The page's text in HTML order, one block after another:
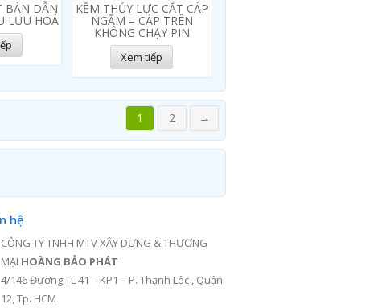
BÁN DẪN
LƯU HOÁ
KỀM THỦY LỰC CẮT CÁP
NGẦM – CÁP TRÊN
KHÔNG CHẠY PIN
Xem tiếp
1 2 →
hệ
CÔNG TY TNHH MTV XÂY DỰNG & THƯƠNG
MẠI HOÀNG BẢO PHÁT
4/146 Đường TL 41 – KP1 – P. Thạnh Lộc , Quận
12, Tp. HCM